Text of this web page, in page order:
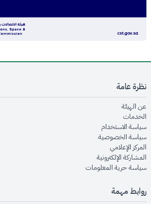
نظرة عامة
عن الهيئةopens in new window
الخدماتopens in new window
سياسة الاستخدام
سياسة الخصوصيةopens in new window
المركز الإعلاميopens in new window
المشاركة الإلكترونيةopens in new window
سياسة حرية المعلوماتopens in new window
روابط مهمة